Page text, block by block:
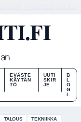
EVÄSTE
KÄYTÄN
TÖ
UUTI
SKIR
JE
B
L
O
G
I
TALOUS TEKNIIKKA